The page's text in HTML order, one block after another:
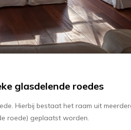
glasdelende roedes
Hierbij bestaat het raam uit
roede) geplaatst worden.